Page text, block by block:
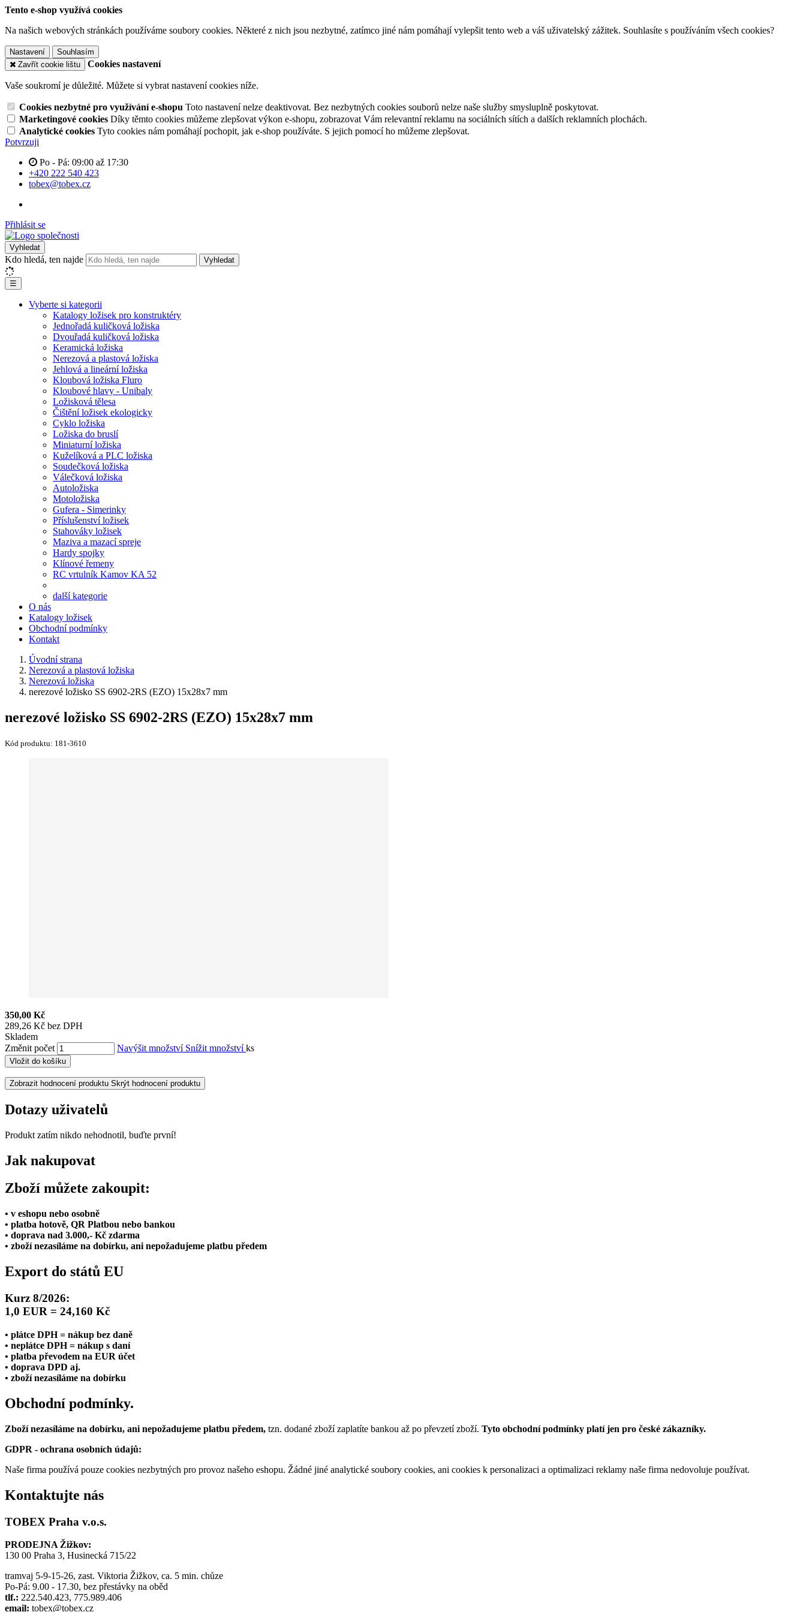
Tento e-shop využívá cookies
Na našich webových stránkách používáme soubory cookies. Některé z nich jsou nezbytné, zatímco jiné nám pomáhají vylepšit tento web a váš uživatelský zážitek. Souhlasíte s používáním všech cookies?
Nastavení
Souhlasím
Zavřít cookie lištu
Cookies nastavení
Vaše soukromí je důležité. Můžete si vybrat nastavení cookies níže.
Cookies nezbytné pro využívání e-shopu Toto nastavení nelze deaktivovat. Bez nezbytných cookies souborů nelze naše služby smysluplně poskytovat.
Marketingové cookies Díky těmto cookies můžeme zlepšovat výkon e-shopu, zobrazovat Vám relevantní reklamu na sociálních sítích a dalších reklamních plochách.
Analytické cookies Tyto cookies nám pomáhají pochopit, jak e-shop používáte. S jejich pomocí ho můžeme zlepšovat.
Potvrzuji
Po - Pá: 09:00 až 17:30
+420 222 540 423
tobex@tobex.cz
Přihlásit se
Vyhledat
Kdo hledá, ten najde Vyhledat
☰
Vyberte si kategorii
Katalogy ložisek pro konstruktéry
Jednořadá kuličková ložiska
Dvouřadá kuličková ložiska
Keramická ložiska
Nerezová a plastová ložiska
Jehlová a lineární ložiska
Kloubová ložiska Fluro
Kloubové hlavy - Unibaly
Ložisková tělesa
Čištění ložisek ekologicky
Cyklo ložiska
Ložiska do bruslí
Miniaturní ložiska
Kuželíková a PLC ložiska
Soudečková ložiska
Válečková ložiska
Autoložiska
Motoložiska
Gufera - Simerinky
Příslušenství ložisek
Stahováky ložisek
Maziva a mazací spreje
Hardy spojky
Klínové řemeny
RC vrtulník Kamov KA 52
další kategorie
O nás
Katalogy ložisek
Obchodní podmínky
Kontakt
Úvodní strana
Nerezová a plastová ložiska
Nerezová ložiska
nerezové ložisko SS 6902-2RS (EZO) 15x28x7 mm
nerezové ložisko SS 6902-2RS (EZO) 15x28x7 mm
Kód produktu: 181-3610
350,00 Kč
289,26 Kč bez DPH
Skladem
Změnit počet
Navýšit množství Snížit množstvíks
Vložit do košíku
Zobrazit hodnocení produktu Skrýt hodnocení produktu
Dotazy uživatelů
Produkt zatím nikdo nehodnotil, buďte první!
Jak nakupovat
Zboží můžete zakoupit:
• v eshopu nebo osobně
• platba hotově, QR Platbou nebo bankou
• doprava nad 3.000,- Kč zdarma
• zboží nezasíláme na dobírku, ani nepožadujeme platbu předem
Export do států EU
Kurz 8/2026:
1,0 EUR = 24,160 Kč
• plátce DPH = nákup bez daně
• neplátce DPH = nákup s daní
• platba převodem na EUR účet
• doprava DPD aj.
• zboží nezasíláme na dobírku
Obchodní podmínky.
Zboží nezasíláme na dobírku, ani nepožadujeme platbu předem, tzn. dodané zboží zaplatíte bankou až po převzetí zboží. Tyto obchodní podmínky platí jen pro české zákazníky.
GDPR - ochrana osobních údajů:
Naše firma používá pouze cookies nezbytných pro provoz našeho eshopu. Žádné jiné analytické soubory cookies, ani cookies k personalizaci a optimalizaci reklamy naše firma nedovoluje používat.
Kontaktujte nás
TOBEX Praha v.o.s.
PRODEJNA Žižkov:
130 00 Praha 3, Husinecká 715/22
tramvaj 5-9-15-26, zast. Viktoria Žižkov, ca. 5 min. chůze
Po-Pá: 9.00 - 17.30, bez přestávky na oběd
tlf.: 222.540.423, 775.989.406
email: tobex@tobex.cz